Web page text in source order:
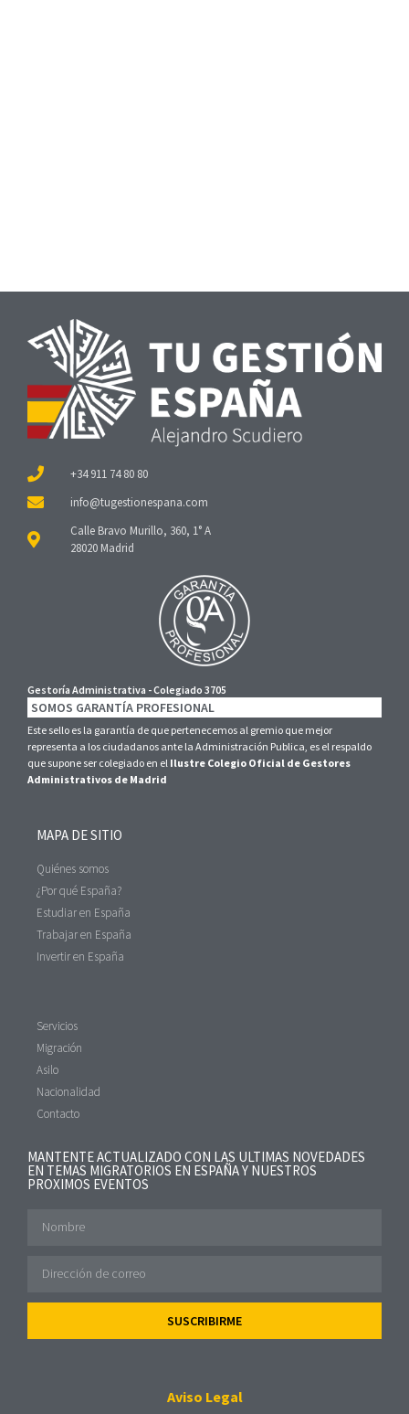
+34 911 74 80 80
Calle Bravo Murillo, 360, 1° A
28020 Madrid
Gestoría Administrativa - Colegiado 3705
SOMOS GARANTÍA PROFESIONAL
Este sello es la garantía de que pertenecemos al gremio que mejor
representa a los ciudadanos ante la Administración Publica, es el respaldo
que supone ser colegiado en el Ilustre Colegio Oficial de Gestores
Administrativos de Madrid
MAPA DE SITIO
Quiénes somos
¿Por qué España?
Estudiar en España
Trabajar en España
Invertir en España
Servicios
Migración
Asilo
Nacionalidad
Contacto
MANTENTE ACTUALIZADO CON LAS ULTIMAS NOVEDADES
EN TEMAS MIGRATORIOS EN ESPAÑA Y NUESTROS
PROXIMOS EVENTOS
SUSCRIBIRME
Aviso Legal